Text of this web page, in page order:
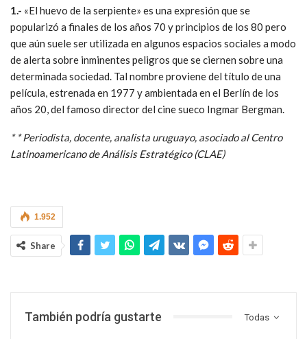
1.- «El huevo de la serpiente» es una expresión que se
popularizó a finales de los años 70 y principios de los 80 pero
que aún suele ser utilizada en algunos espacios sociales a modo
de alerta sobre inminentes peligros que se ciernen sobre una
determinada sociedad. Tal nombre proviene del título de una
película, estrenada en 1977 y ambientada en el Berlín de los
años 20, del famoso director del cine sueco Ingmar Bergman.
* * Periodista, docente, analista uruguayo, asociado al Centro
Latinoamericano de Análisis Estratégico (CLAE)
1.952
Share
Todas
También podría gustarte